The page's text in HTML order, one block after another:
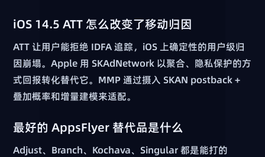
iOS 14.5 ATT 怎么改变了移动归因
ATT 让用户能拒绝 IDFA 追踪，iOS 上确定性的用户级归
因崩塌。Apple 用 SKAdNetwork 以聚合、隐私保护的方
式回报转化替代它。MMP 通过摄入 SKAN postback +
叠加概率和增量建模来适配。
最好的 AppsFlyer 替代品是什么
Adjust、Branch、Kochava、Singular 都是能打的